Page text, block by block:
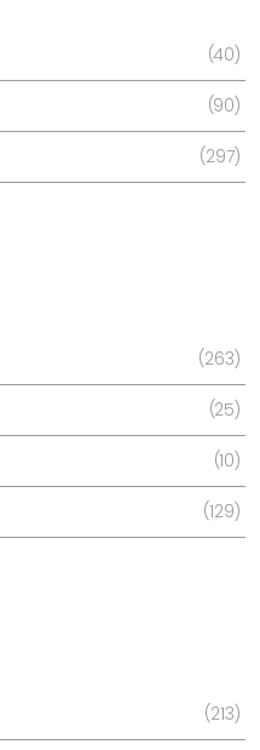
40
90
297
263
25
10
129
213